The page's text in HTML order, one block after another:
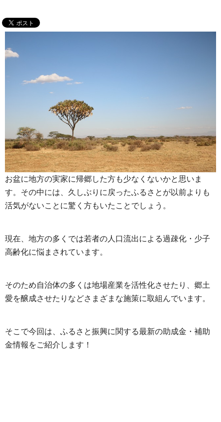
お盆に地方の実家に帰郷した方も少なくないかと思いま
す。その中には、久しぶりに戻ったふるさとが以前よりも
活気がないことに驚く方もいたことでしょう。
現在、地方の多くでは若者の人口流出による過疎化・少子
高齢化に悩まされています。
そのため自治体の多くは地場産業を活性化させたり、郷土
愛を醸成させたりなどさまざまな施策に取組んでいます。
そこで今回は、ふるさと振興に関する最新の助成金・補助
金情報をご紹介します！